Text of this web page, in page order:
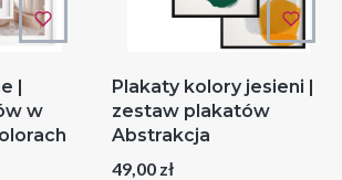
|
w
Plakaty kolory jesieni |
zestaw plakatów
Abstrakcja
Cena
49,00 zł